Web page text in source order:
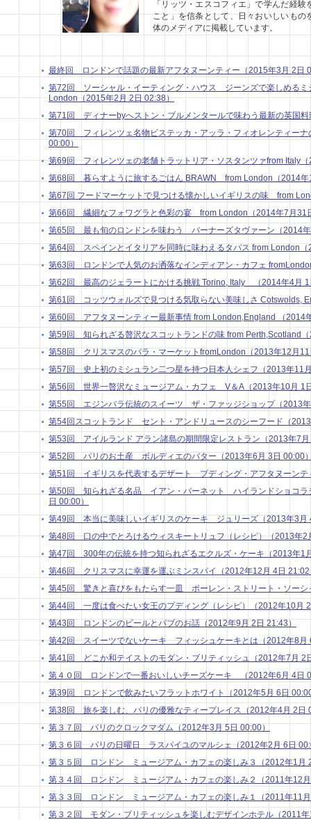
「リッツ・エスコフィエ」で学んだ経
こと」を信条として、日々おいしいもの
体のメディアに掲載しています。
最終回 ロンドンで話題の最新アフタヌーンティー（2015年3月 2日
第72回 ソーシャル・イーティング・ハウス ジーンズで楽しめるミ
London（2015年2月 2日 02:38）
第71回 ディナーbyへストン・ブルメンタールで味わう最新の英国
第70回 フィレンツェ名物ビステッカ・アッラ・フィオレンティー
00:00）
第69回 フィレンツェの老舗トラットリア・ソスタンツァfrom Italy
第68回 暮らすように旅するごはん BRAWN from London（2014年
第67回 フードマーケットで見つける懐かしいイギリスの味 from
第66回 繊細なフォワグラと色彩の宴 from London（2014年7月31
第65回 最も旬のロンドンを味わう バーナーズタヴァーン（2014
第64回 スペインとイタリアを同時に味わえるタパス from London（
第63回 ロンドンで人気のお洒落なインディアン・カフェ
第62回 最高のジェラートにかける挑戦 Torino, Italy （2014年4月 1
第61回 コッツウォルズで見つける気取らない美味しさ Cotswolds,
第60回 アフタヌーンティー最新事情 from London,England （2014
第59回 知られざる贅沢なスコットランドの味 from Perth,Scotland
第58回 クリスマスのバラ・マーケットfromLondon（2013年12月11
第57回 史上初のミシュラン二つ星を持つ日本人シェフ（2013年11
第56回 世界一贅沢なミュージアム・カフェ V＆A（2013年10月 1
第55回 エジンバラ伝統のスイーツ ザ・ファッジショップ（2013
第54回スコットランド セント・アンドリュースのシーフード（
第53回 アイルランド アラン諸島の期間限定レストラン（2013年7
第52回 パリのお土産 ボルディエのバター（2013年6月 3日 00:00
第51回 イギリスを代表するデザート プディング・アフタヌーンテ
第50回 知られざる名品 イアン・バーネット ハイランドショコラ
日 00:00）
第49回 本当に美味しいイギリスのケーキ ジュリーズ（2013年3月
第48回 口の中でとろけるウィスキートリュフ（レシピ）（2013年2
第47回 300年の伝統を持つ知られざるエクルズ・ケーキ（2013年1
第46回 クリスマスに幸運を運ぶミンスパイ（2012年12月 4日 21:02
第45回 驚きと喜びをもたらす一皿 ポーレン・ストリート・ソー
第44回 一度は食べたい女王のプディング（レシピ）（2012年10月
第43回 ロンドンのビールとパブのお話（2012年9月 2日 21:43）
第42回 スイーツでないケーキ フィッシュケーキとは（2012年8月
第41回 どこか和テイストのモダン・ブリティッシュ（2012年7月 2
第４０回 ロンドンで一番おいしいチーズケーキ （2012年6月 4日
第39回 ロンドンで飲みたいフラットホワイト（2012年5月 6日
第38回 旅を楽しむ、パリの優雅なティープレイス（2012年4月 2日
第３７回 パリのクロックマダム（2012年3月 5日 00:00）
第３６回 パリの日曜日 ラスパイユのマルシェ（2012年2月 6日
第３５回 ロンドン ミュージアム・カフェの楽しみ３（2012年1月
第３４回 ロンドン ミュージアム・カフェの楽しみ２（2011年12
第３３回 ロンドン ミュージアム・カフェの楽しみ１（2011年11
第３２回 モダン・ブリティッシュを楽しむデザインホテル（2011